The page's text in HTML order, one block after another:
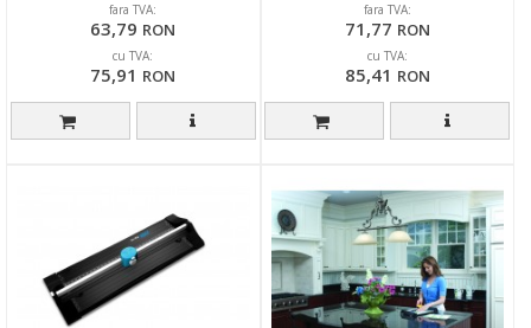
fara TVA:
63,79 RON
cu TVA:
75,91 RON
fara TVA:
71,77 RON
cu TVA:
85,41 RON